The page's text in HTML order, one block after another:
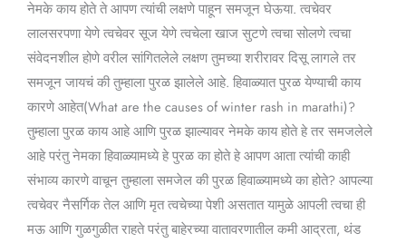
नेमके काय होते ते आपण त्यांची लक्षणे पाहून समजून घेऊया. त्वचेवर
लालसरपणा येणे त्वचेवर सूज येणे त्वचेला खाज सुटणे त्वचा सोलणे त्वचा
संवेदनशील होणे वरील सांगितलेले लक्षण तुमच्या शरीरावर दिसू लागले तर
समजून जायचं की तुम्हाला पुरळ झालेले आहे. हिवाळ्यात पुरळ येण्याची काय
कारणे आहेत(What are the causes of winter rash in marathi)?
तुम्हाला पुरळ काय आहे आणि पुरळ झाल्यावर नेमके काय होते हे तर समजलेले
आहे परंतु नेमका हिवाळ्यामध्ये हे पुरळ का होते हे आपण आता त्यांची काही
संभाव्य कारणे वाचून तुम्हाला समजेल की पुरळ हिवाळ्यामध्ये का होते? आपल्या
त्वचेवर नैसर्गिक तेल आणि मृत त्वचेच्या पेशी असतात यामुळे आपली त्वचा ही
मऊ आणि गुळगुळीत राहते परंतु बाहेरच्या वातावरणातील कमी आद्रता, थंड